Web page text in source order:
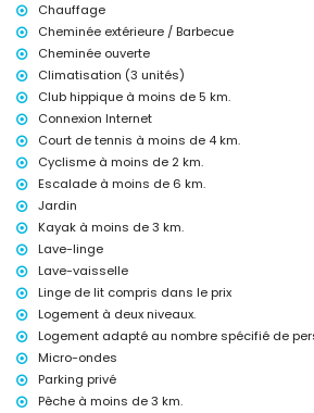
la villa)
port le plus proche : Port de Jávea (à moins
parc le plus proche : Plaza Parque Reina
kilomètres de la villa)
aéroport le plus proche : Alicante (à moins
villa)
transports en commun à proximité : bus à
animaux acceptés
L'hébergement est très adapté aux familles
Équipements et services inclus dans le prix
internet (fibre optique)
fer et planche à repasser
service de réception et service d'urgence 24
tennis de table
chauffage central et climatisation
Équipements et services avec supplément
lit supplémentaire et lits/couffins pour
Chauffage
Cheminée extérieure / Barbecue
Cheminée ouverte
Climatisation (3 unités)
Club hippique à moins de 5 km.
Connexion Internet
Court de tennis à moins de 4 km.
Cyclisme à moins de 2 km.
Escalade à moins de 6 km.
Jardin
Kayak à moins de 3 km.
Lave-linge
Lave-vaisselle
Linge de lit compris dans le prix
Logement à deux niveaux.
Logement adapté au nombre spécifié de
Micro-ondes
Parking privé
Pêche à moins de 3 km.